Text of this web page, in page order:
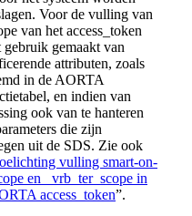
Voor de vulling van
van het access_token
gemaakt van
attributen, zoals
in de AORTA
en indien van
ook van te hanteren
die zijn
uit de SDS. Zie ook
vulling smart-on-
en _vrb_ter_scope in
access_token”.